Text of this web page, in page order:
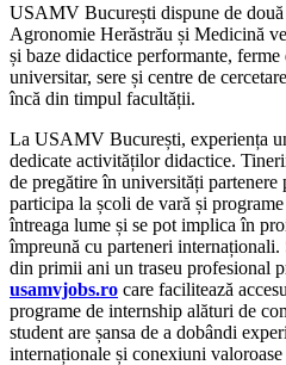
USAMV București dispune de
Agronomie Herăstrău și Medicină
și baze didactice performante,
universitar, sere și centre de
încă din timpul facultății.
La USAMV București, experiența
dedicate activităților didactice.
de pregătire în universități partenere
participa la școli de vară și
întreaga lume și se pot implica în
împreună cu parteneri
din primii ani un traseu profesional
usamvjobs.ro care facilitează
programe de internship alături de
student are șansa de a dobândi
internaționale și conexiuni